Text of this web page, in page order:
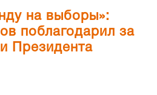
на выборы»:
поблагодарил за
Президента